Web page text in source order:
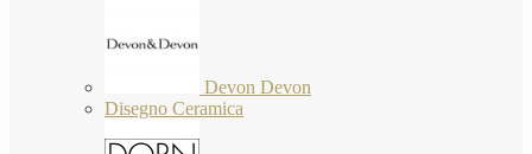
Devon Devon
Disegno Ceramica